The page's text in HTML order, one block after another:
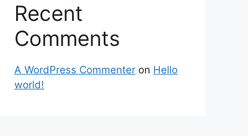
Recent
Comments
A WordPress Commenter on Hello
world!